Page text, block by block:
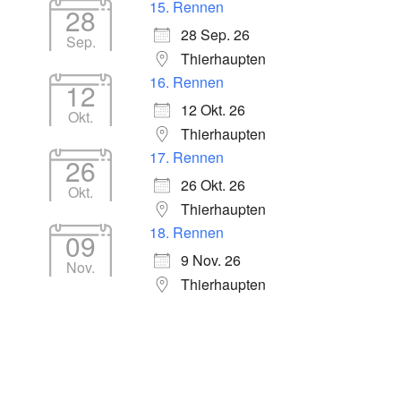
28
Sep.
15. Rennen
28 Sep. 26
Thierhaupten
12
Okt.
16. Rennen
12 Okt. 26
Thierhaupten
26
Okt.
17. Rennen
26 Okt. 26
Thierhaupten
09
Nov.
18. Rennen
9 Nov. 26
Thierhaupten